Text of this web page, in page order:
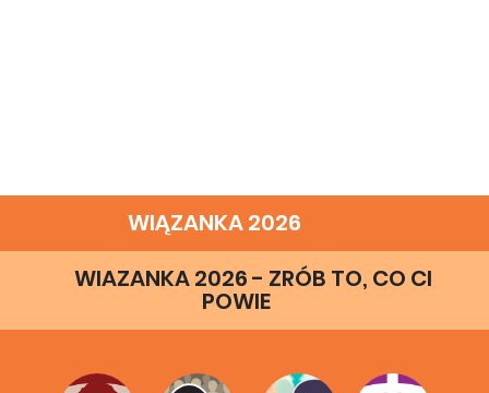
WIĄZANKA 2026
WIAZANKA 2026 - ZRÓB TO, CO CI
POWIE